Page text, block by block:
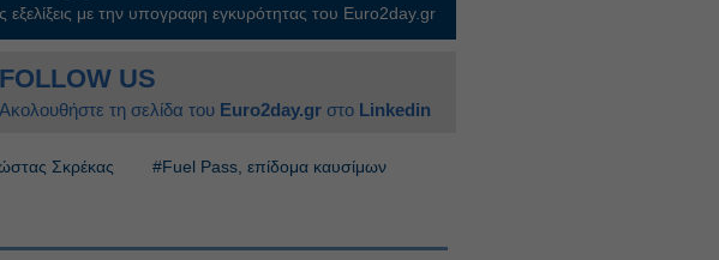
εξελίξεις με την υπογραφη εγκυρότητας του Euro2day.gr
FOLLOW US
Ακολουθήστε τη σελίδα του Euro2day.gr στο Linkedin
Σκρέκας #Fuel Pass, επίδομα καυσίμων